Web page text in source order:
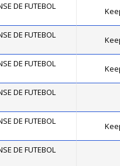
DE FUTEBOL
DE FUTEBOL
DE FUTEBOL
DE FUTEBOL
DE FUTEBOL
DE FUTEBOL